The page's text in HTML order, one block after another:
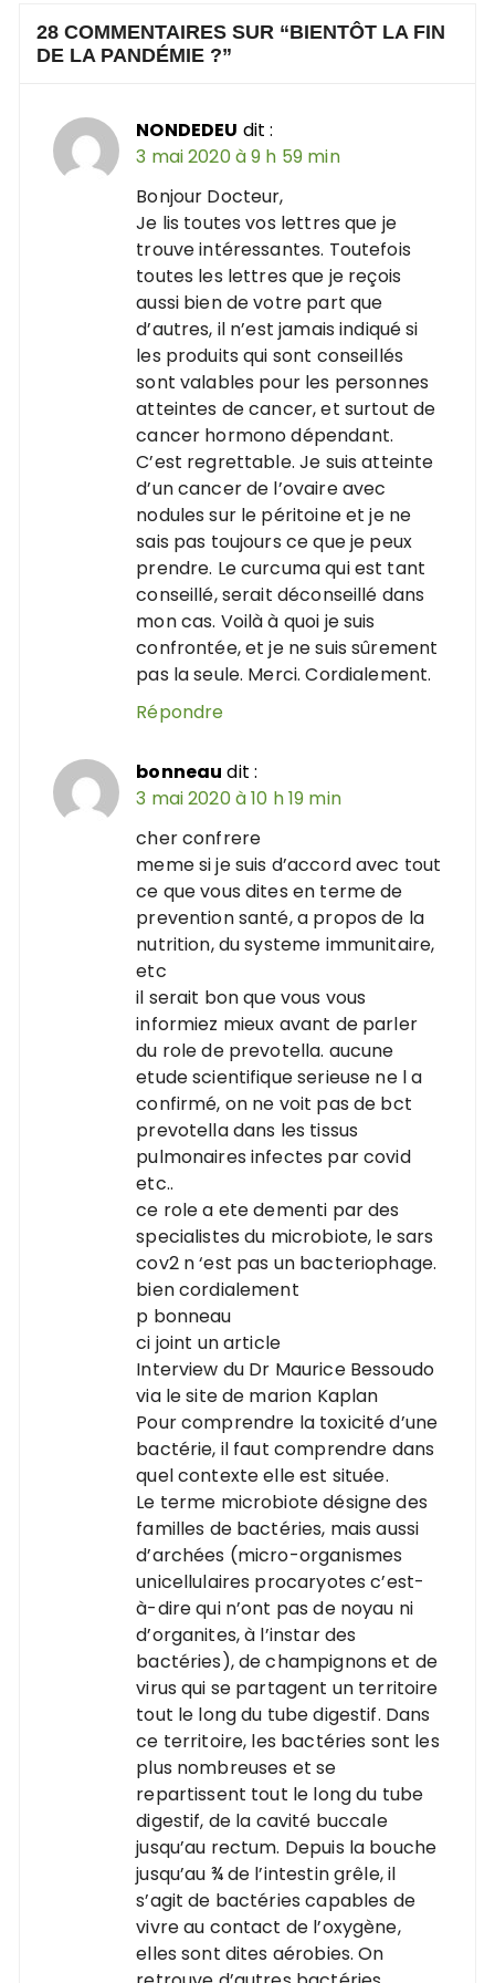
28 COMMENTAIRES SUR “BIENTÔT LA FIN
DE LA PANDÉMIE ?”
NONDEDEU dit :
3 mai 2020 à 9 h 59 min
Bonjour Docteur,
Je lis toutes vos lettres que je
trouve intéressantes. Toutefois
toutes les lettres que je reçois
aussi bien de votre part que
d’autres, il n’est jamais indiqué si
les produits qui sont conseillés
sont valables pour les personnes
atteintes de cancer, et surtout de
cancer hormono dépendant.
C’est regrettable. Je suis atteinte
d’un cancer de l’ovaire avec
nodules sur le péritoine et je ne
sais pas toujours ce que je peux
prendre. Le curcuma qui est tant
conseillé, serait déconseillé dans
mon cas. Voilà à quoi je suis
confrontée, et je ne suis sûrement
pas la seule. Merci. Cordialement.
Répondre
bonneau dit :
3 mai 2020 à 10 h 19 min
cher confrere
meme si je suis d’accord avec tout
ce que vous dites en terme de
prevention santé, a propos de la
nutrition, du systeme immunitaire,
etc
il serait bon que vous vous
informiez mieux avant de parler
du role de prevotella. aucune
etude scientifique serieuse ne l a
confirmé, on ne voit pas de bct
prevotella dans les tissus
pulmonaires infectes par covid
etc..
ce role a ete dementi par des
specialistes du microbiote, le sars
cov2 n ‘est pas un bacteriophage.
bien cordialement
p bonneau
ci joint un article
Interview du Dr Maurice Bessoudo
via le site de marion Kaplan
Pour comprendre la toxicité d’une
bactérie, il faut comprendre dans
quel contexte elle est située.
Le terme microbiote désigne des
familles de bactéries, mais aussi
d’archées (micro-organismes
unicellulaires procaryotes c’est-
à-dire qui n’ont pas de noyau ni
d’organites, à l’instar des
bactéries), de champignons et de
virus qui se partagent un territoire
tout le long du tube digestif. Dans
ce territoire, les bactéries sont les
plus nombreuses et se
repartissent tout le long du tube
digestif, de la cavité buccale
jusqu’au rectum. Depuis la bouche
jusqu’au ¾ de l’intestin grêle, il
s’agit de bactéries capables de
vivre au contact de l’oxygène,
elles sont dites aérobies. On